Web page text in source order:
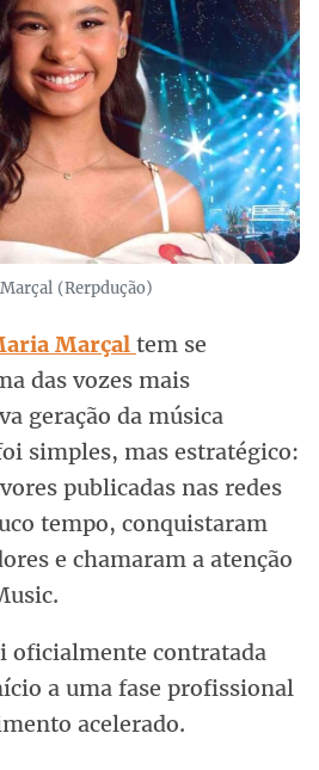
(Rerpdução)
Marçal tem se
das vozes mais
geração da música
simples, mas estratégico:
publicadas nas redes
tempo, conquistaram
e chamaram a atenção
oficialmente contratada
a uma fase profissional
acelerado.